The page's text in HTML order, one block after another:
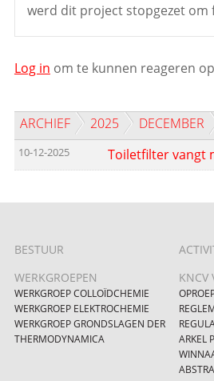
werd dit project stopgezet om
Log in om te kunnen reageren
ARCHIEF 2025 DECEMBER
10-12-2025 Toiletfilter vangt
BESTUUR
WERKGROEPEN
WERKGROEP COLLOÏDCHEMIE
WERKGROEP ELEKTROCHEMIE
WERKGROEP GRONDSLAGEN DER
THERMODYNAMICA
KNCV
ARKEL